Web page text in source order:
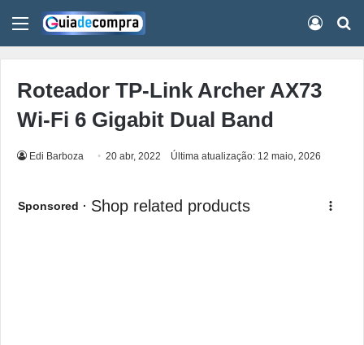
Menu
Roteador TP-Link Archer AX73
Wi-Fi 6 Gigabit Dual Band
Edi Barboza 20 abr, 2022 Última atualização: 12 maio, 2026